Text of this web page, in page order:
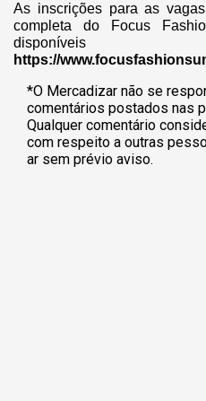
As inscrições para as
completa do Focus
https://
*O Mercadizar não se
comentários postados nas
Qualquer comentário
com respeito a outras
ar sem prévio aviso.